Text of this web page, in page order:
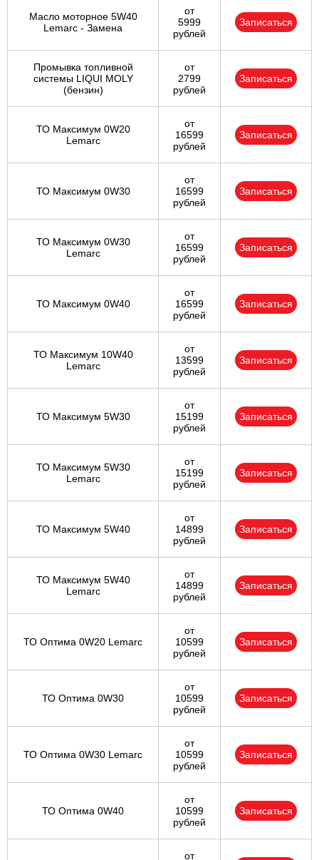
Масло моторное 5W40
Lemarc - Замена
от
5999
рублей
Записаться
Промывка топливной
системы LIQUI MOLY
(бензин)
от
2799
рублей
Записаться
ТО Максимум 0W20
Lemarc
от
16599
рублей
Записаться
ТО Максимум 0W30
от
16599
рублей
Записаться
ТО Максимум 0W30
Lemarc
от
16599
рублей
Записаться
ТО Максимум 0W40
от
16599
рублей
Записаться
ТО Максимум 10W40
Lemarc
от
13599
рублей
Записаться
ТО Максимум 5W30
от
15199
рублей
Записаться
ТО Максимум 5W30
Lemarc
от
15199
рублей
Записаться
ТО Максимум 5W40
от
14899
рублей
Записаться
ТО Максимум 5W40
Lemarc
от
14899
рублей
Записаться
ТО Оптима 0W20 Lemarc
от
10599
рублей
Записаться
ТО Оптима 0W30
от
10599
рублей
Записаться
ТО Оптима 0W30 Lemarc
от
10599
рублей
Записаться
ТО Оптима 0W40
от
10599
рублей
Записаться
от